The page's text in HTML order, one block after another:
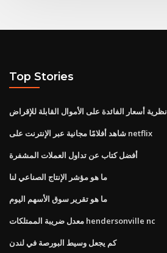
Top Stories
نظرية أسعار الفائدة على الأموال القابلة للإقراض
شاهد أفلامًا مجانية عبر الإنترنت على netflix
أفضل كتاب عن تداول العملات المشفرة
ما هو مؤشر الإنتاج الصناعي لنا
ما هو تقرير سوق الأسهم اليوم
معدل ضريبة الممتلكات hendersonville nc
كم يجعل وسيط البورصة في لندن